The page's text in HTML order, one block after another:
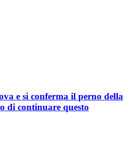
e si conferma il perno della
di continuare questo